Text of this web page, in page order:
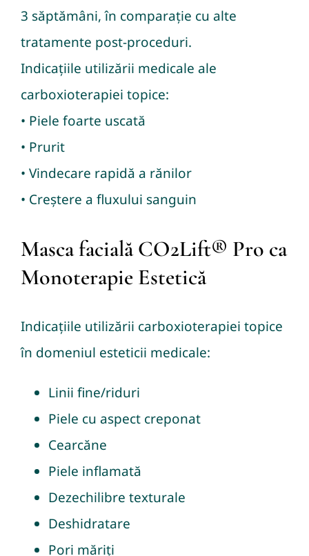
3 săptămâni, în comparație cu alte
tratamente post-proceduri.
Indicațiile utilizării medicale ale
carboxioterapiei topice:
• Piele foarte uscată
• Prurit
• Vindecare rapidă a rănilor
• Creștere a fluxului sanguin
Masca facială CO2Lift® Pro ca
Monoterapie Estetică
Indicațiile utilizării carboxioterapiei topice
în domeniul esteticii medicale:
Linii fine/riduri
Piele cu aspect creponat
Cearcăne
Piele inflamată
Dezechilibre texturale
Deshidratare
Pori măriți